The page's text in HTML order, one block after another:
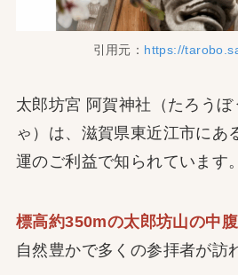
引用元： https://
太郎坊宮 阿賀神社（たろう
ゃ）は、滋賀県東近江市にあ
運のご利益で知られています。
標高約350mの太郎坊山の中
自然豊かで多くの参拝者が訪